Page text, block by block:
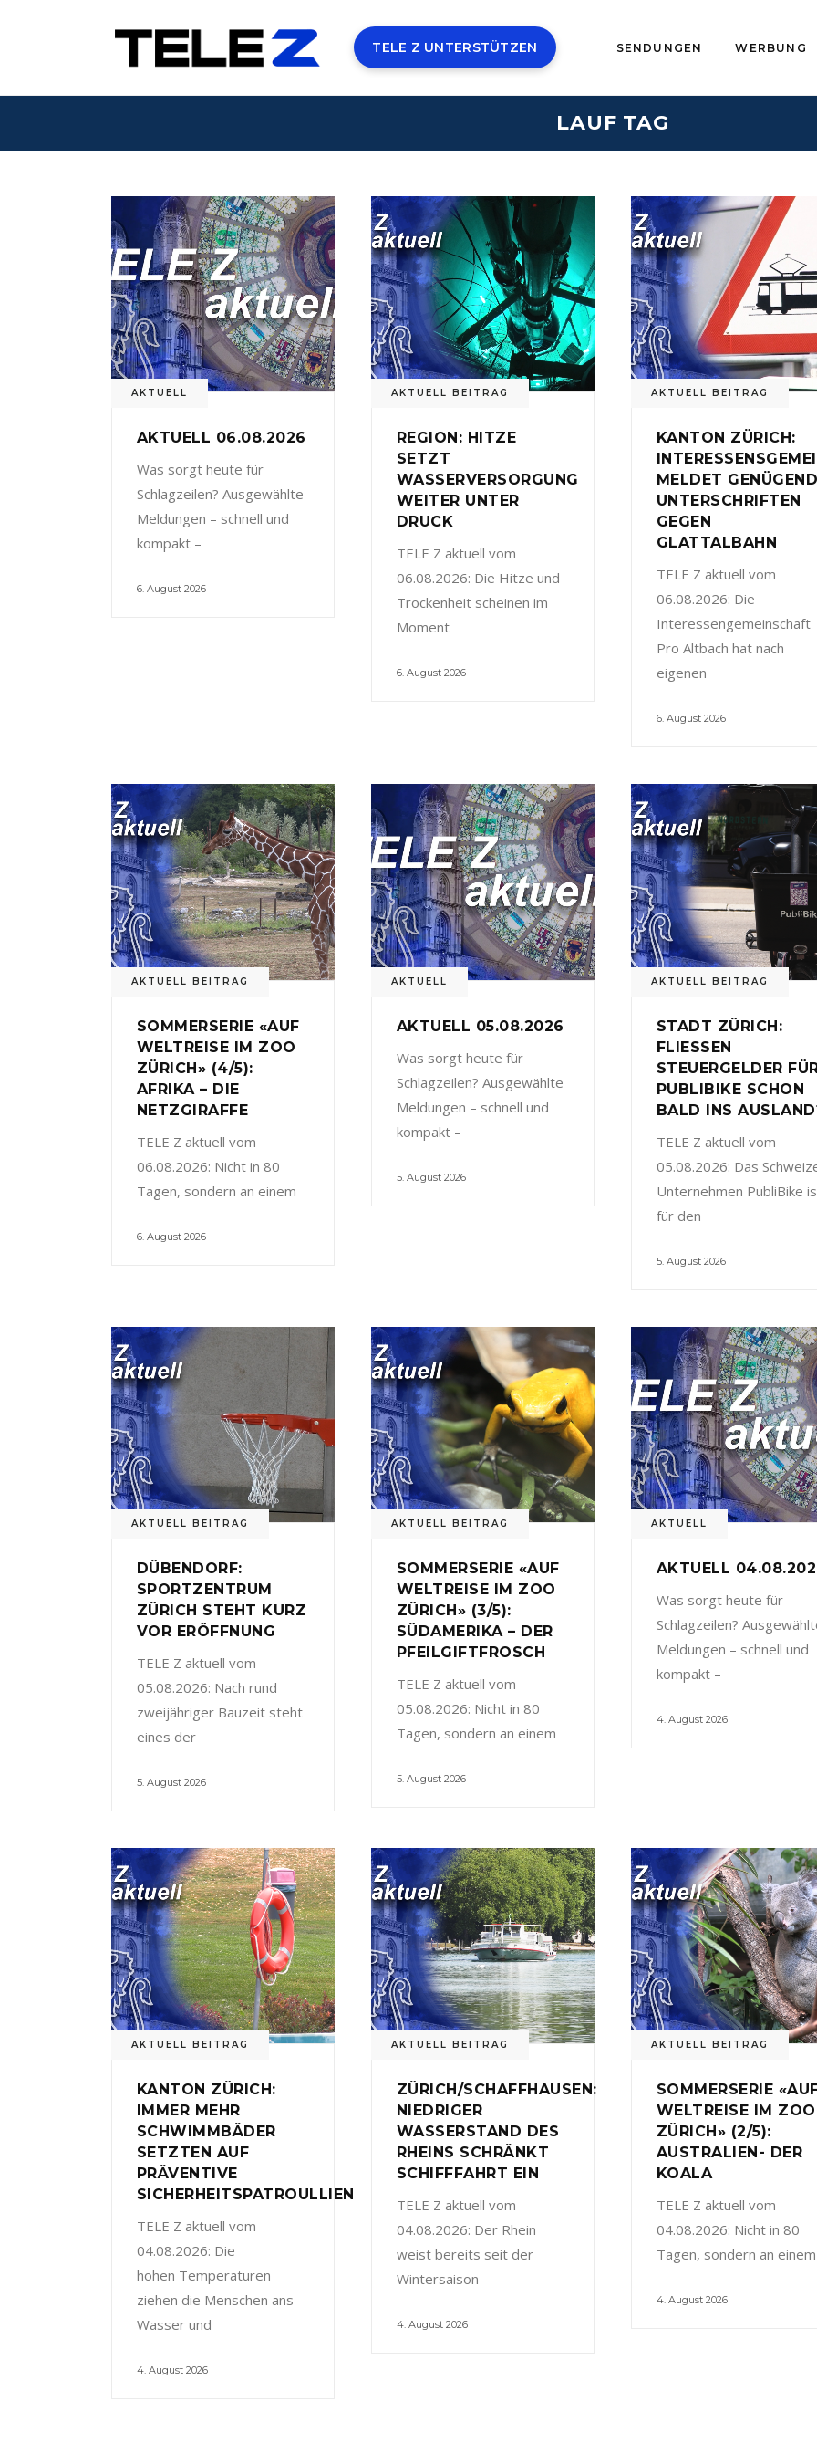
TELE Z UNTERSTÜTZEN SENDUNGEN WERBUNG
LAUF TAG
AKTUELL
AKTUELL 06.08.2026
Was sorgt heute für
Schlagzeilen? Ausgewählte
Meldungen – schnell und
kompakt –
6. August 2026
AKTUELL BEITRAG
REGION: HITZE
SETZT
WASSERVERSORGUNG
WEITER UNTER
DRUCK
TELE Z aktuell vom
06.08.2026: Die Hitze und
Trockenheit scheinen im
Moment
6. August 2026
AKTUELL BEITRAG
KANTON ZÜRICH:
MELDET
UNTERSCHRIFTEN
GEGEN
GLATTALBAHN
TELE Z aktuell vom
06.08.2026: Die
Interessengemeinschaft
Pro Altbach hat nach
eigenen
6. August 2026
AKTUELL BEITRAG
SOMMERSERIE «AUF
WELTREISE IM ZOO
ZÜRICH» (4/5):
AFRIKA – DIE
NETZGIRAFFE
TELE Z aktuell vom
06.08.2026: Nicht in 80
Tagen, sondern an einem
6. August 2026
AKTUELL
AKTUELL 05.08.2026
Was sorgt heute für
Schlagzeilen? Ausgewählte
Meldungen – schnell und
kompakt –
5. August 2026
AKTUELL BEITRAG
STADT ZÜRICH:
FLIESSEN
STEUERGELDER
PUBLIBIKE SCHON
BALD INS
TELE Z aktuell vom
05.08.2026: Das
Unternehmen PubliBike
für den
5. August 2026
AKTUELL BEITRAG
DÜBENDORF:
SPORTZENTRUM
ZÜRICH STEHT KURZ
VOR ERÖFFNUNG
TELE Z aktuell vom
05.08.2026: Nach rund
zweijähriger Bauzeit steht
eines der
5. August 2026
AKTUELL BEITRAG
SOMMERSERIE «AUF
WELTREISE IM ZOO
ZÜRICH» (3/5):
SÜDAMERIKA – DER
PFEILGIFTFROSCH
TELE Z aktuell vom
05.08.2026: Nicht in 80
Tagen, sondern an einem
5. August 2026
AKTUELL
AKTUELL
Was sorgt heute für
Schlagzeilen?
Meldungen – schnell und
kompakt –
4. August 2026
AKTUELL BEITRAG
KANTON ZÜRICH:
IMMER MEHR
SCHWIMMBÄDER
SETZTEN AUF
PRÄVENTIVE
SICHERHEITSPATROULLIEN
TELE Z aktuell vom
04.08.2026: Die
hohen Temperaturen
ziehen die Menschen ans
Wasser und
4. August 2026
AKTUELL BEITRAG
ZÜRICH/SCHAFFHAUSEN:
NIEDRIGER
WASSERSTAND DES
RHEINS SCHRÄNKT
SCHIFFFAHRT EIN
TELE Z aktuell vom
04.08.2026: Der Rhein
weist bereits seit der
Wintersaison
4. August 2026
AKTUELL BEITRAG
SOMMERSERIE
WELTREISE IM ZOO
ZÜRICH» (2/5):
AUSTRALIEN- DER
KOALA
TELE Z aktuell vom
04.08.2026: Nicht in 80
Tagen, sondern an einem
4. August 2026